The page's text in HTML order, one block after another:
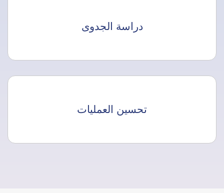
دراسة الجدوى
تحسين العمليات